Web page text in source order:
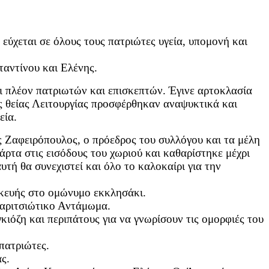
σε όλους τους πατριώτες υγεία, υπομονή και
και Ελένης.
πατριωτών και επισκεπτών. Έγινε αρτοκλασία
Λειτουργίας προσφέρθηκαν αναψυκτικά και
ο πρόεδρος του συλλόγου και τα μέλη
στις εισόδους του χωριού και καθαρίστηκε μέχρι
θα συνεχιστεί και όλο το καλοκαίρι για την
στο ομώνυμο εκκλησάκι.
Αντάμωμα.
και περιπάτους για να γνωρίσουν τις ομορφιές του